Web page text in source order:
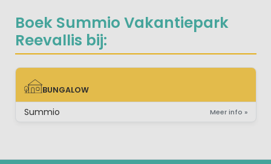
Boek Summio Vakantiepark
Reevallis bij:
BUNGALOW
BUNGALOW
Summio Meer info »